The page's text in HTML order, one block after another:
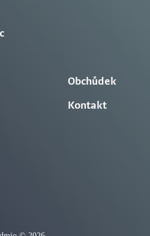
Obchůdek
Kontakt